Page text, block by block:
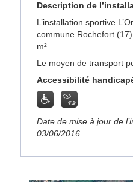
Description de
L’installation sportive
commune Rochefort
m².
Le moyen de transport
Accessibilité
Date de mise à jour de
03/06/2016